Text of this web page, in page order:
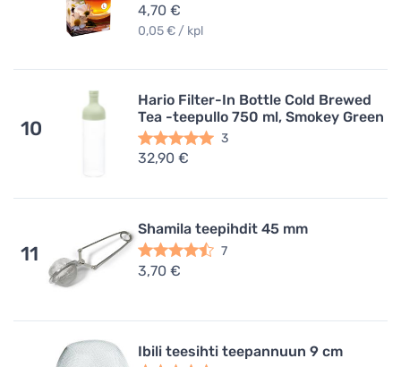
4,70 €
0,05 € / kpl
10
Hario Filter-In Bottle Cold Brewed
Tea -teepullo 750 ml, Smokey Green
3
32,90 €
11
Shamila teepihdit 45 mm
7
3,70 €
Ibili teesihti teepannuun 9 cm